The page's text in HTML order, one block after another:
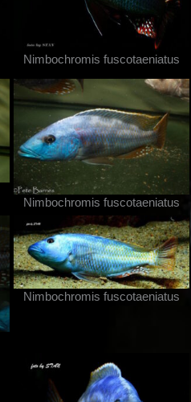
Nimbochromis fuscotaeniatus
Nimbochromis fuscotaeniatus
Nimbochromis fuscotaeniatus